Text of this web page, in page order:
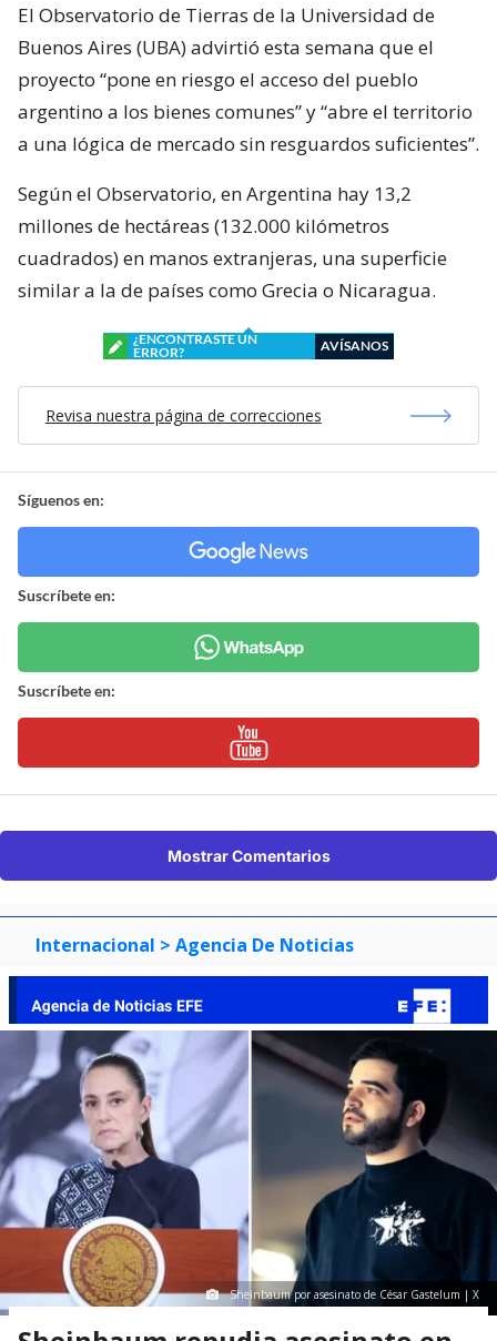
El Observatorio de Tierras de la Universidad de
Buenos Aires (UBA) advirtió esta semana que el
proyecto “pone en riesgo el acceso del pueblo
argentino a los bienes comunes” y “abre el territorio
a una lógica de mercado sin resguardos suficientes”.
Según el Observatorio, en Argentina hay 13,2
millones de hectáreas (132.000 kilómetros
cuadrados) en manos extranjeras, una superficie
similar a la de países como Grecia o Nicaragua.
¿ENCONTRASTE UN
ERROR?
AVÍSANOS
Revisa nuestra página de correcciones
Síguenos en:
Suscríbete en:
Suscríbete en:
Mostrar Comentarios
Internacional > Agencia De Noticias
Sheinbaum por asesinato de César Gastelum | X